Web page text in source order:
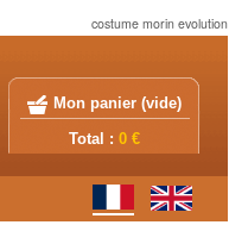
costume morin evolution
Mon panier (vide)
Total : 0 €